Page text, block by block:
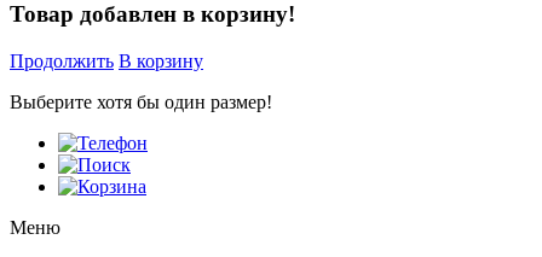
Товар добавлен в корзину!
Продолжить В корзину
Выберите хотя бы один размер!
Меню